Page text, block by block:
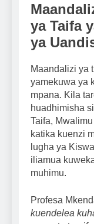
ya Taifa
ya
Maandalizi ya
yamekuwa ya
mpana. Kila
huadhimisha
Taifa,
katika kuenzi
lugha ya
iliamua
muhimu.
Profesa
kuendelea